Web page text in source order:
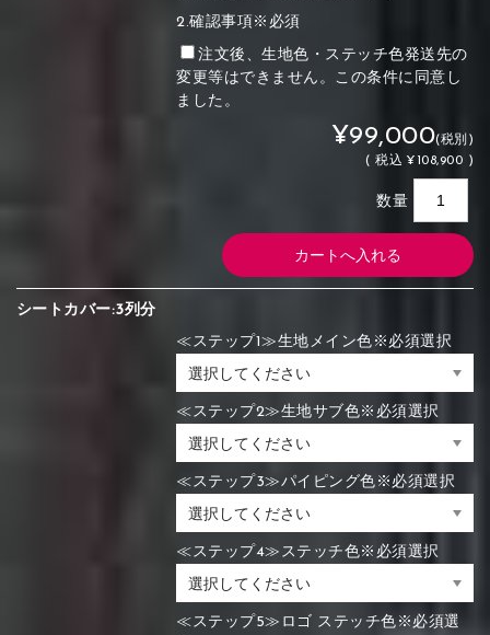
2.確認事項※必須
注文後、生地色・ステッチ色発送先の
変更等はできません。この条件に同意し
ました。
¥99,000(税別)
(税込 ¥108,900 )
数量
シートカバー:3列分
≪ステップ1≫生地メイン色※必須選択
≪ステップ2≫生地サブ色※必須選択
≪ステップ3≫パイピング色※必須選択
≪ステップ4≫ステッチ色※必須選択
≪ステップ5≫ロゴ ステッチ色※必須選